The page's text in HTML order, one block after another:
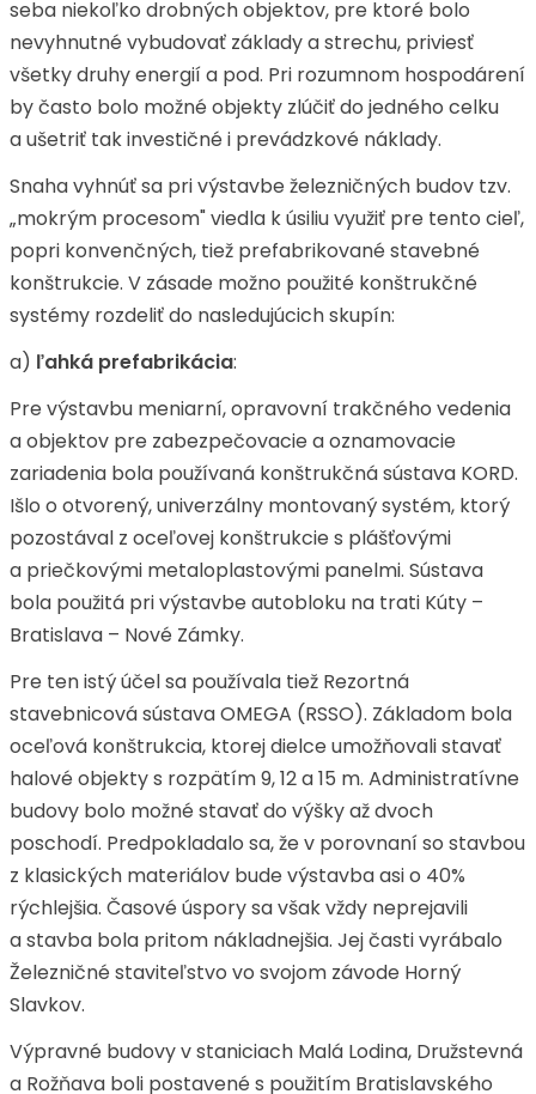
seba niekoľko drobných objektov, pre ktoré bolo
nevyhnutné vybudovať základy a strechu, priviesť
všetky druhy energií a pod. Pri rozumnom hospodárení
by často bolo možné objekty zlúčiť do jedného celku
a ušetriť tak investičné i prevádzkové náklady.
Snaha vyhnúť sa pri výstavbe železničných budov tzv.
„mokrým procesom" viedla k úsiliu využiť pre tento cieľ,
popri konvenčných, tiež prefabrikované stavebné
konštrukcie. V zásade možno použité konštrukčné
systémy rozdeliť do nasledujúcich skupín:
a) ľahká prefabrikácia:
Pre výstavbu meniarní, opravovní trakčného vedenia
a objektov pre zabezpečovacie a oznamovacie
zariadenia bola používaná konštrukčná sústava KORD.
Išlo o otvorený, univerzálny montovaný systém, ktorý
pozostával z oceľovej konštrukcie s plášťovými
a priečkovými metaloplastovými panelmi. Sústava
bola použitá pri výstavbe autobloku na trati Kúty –
Bratislava – Nové Zámky.
Pre ten istý účel sa používala tiež Rezortná
stavebnicová sústava OMEGA (RSSO). Základom bola
oceľová konštrukcia, ktorej dielce umožňovali stavať
halové objekty s rozpätím 9, 12 a 15 m. Administratívne
budovy bolo možné stavať do výšky až dvoch
poschodí. Predpokladalo sa, že v porovnaní so stavbou
z klasických materiálov bude výstavba asi o 40%
rýchlejšia. Časové úspory sa však vždy neprejavili
a stavba bola pritom nákladnejšia. Jej časti vyrábalo
Železničné staviteľstvo vo svojom závode Horný
Slavkov.
Výpravné budovy v staniciach Malá Lodina, Družstevná
a Rožňava boli postavené s použitím Bratislavského